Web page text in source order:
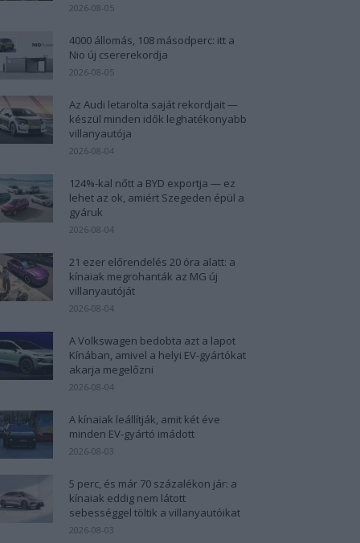
2026-08-05
4000 állomás, 108 másodperc: itt a
Nio új csererekordja
2026-08-05
Az Audi letarolta saját rekordjait —
készül minden idők leghatékonyabb
villanyautója
2026-08-04
124%-kal nőtt a BYD exportja — ez
lehet az ok, amiért Szegeden épül a
gyáruk
2026-08-04
21 ezer előrendelés 20 óra alatt: a
kínaiak megrohanták az MG új
villanyautóját
2026-08-04
A Volkswagen bedobta azt a lapot
Kínában, amivel a helyi EV-gyártókat
akarja megelőzni
2026-08-04
A kínaiak leállítják, amit két éve
minden EV-gyártó imádott
2026-08-03
5 perc, és már 70 százalékon jár: a
kínaiak eddig nem látott
sebességgel töltik a villanyautóikat
2026-08-03